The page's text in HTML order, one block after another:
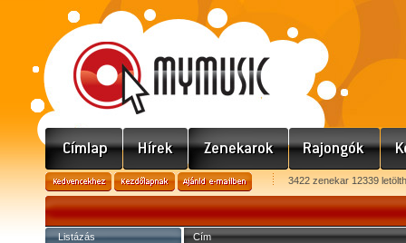
3422 zenekar 12339
Listázás Cím